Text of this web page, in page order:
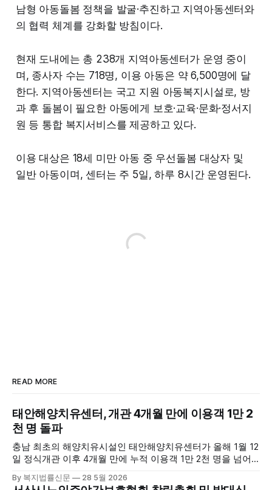
남형 아동돌봄 정책을 발굴·추진하고 지역아동센터와
의 협력 체계를 강화할 방침이다.
현재 도내에는 총 238개 지역아동센터가 운영 중이
며, 종사자 수는 718명, 이용 아동은 약 6,500명에 달
한다. 지역아동센터는 국고 지원 아동복지시설로, 방
과 후 돌봄이 필요한 아동에게 보호·교육·문화·정서지
원 등 통합 복지서비스를 제공하고 있다.
이용 대상은 18세 미만 아동 중 우선돌봄 대상자 및
일반 아동이며, 센터는 주 5일, 하루 8시간 운영된다.
READ MORE
태안해양치유센터, 개관 4개월 만에 이용객 1만 2
천 명 돌파
충남 최초의 해양치유시설인 태안해양치유센터가 올해 1월 12
일 정식개관 이후 4개월 만에 누적 이용객 1만 2천 명을 넘어
양자원을 활용한 맞춤형 프로그램과 차별화된 웰니스 콘텐츠
By 복지법률신문 28 5월 2026